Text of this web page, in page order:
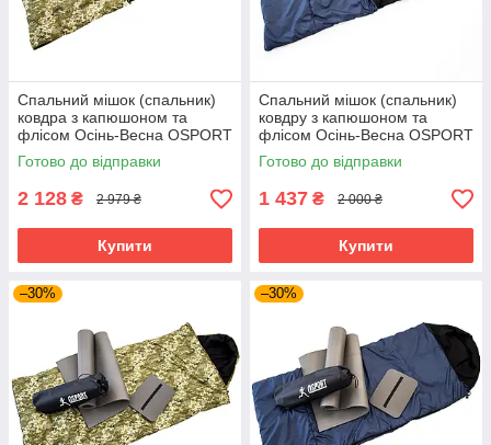
Спальний мішок (спальник)
ковдра з капюшоном та
флісом Осінь-Весна OSPORT
Tourist Medium+ Камуфляж
(ty-0033)
Готово до відправки
2 128 ₴ 2 979 ₴
Купити
Спальний мішок (спальник)
ковдру з капюшоном та
флісом Осінь-Весна OSPORT
Tourist Medium+ (ty-0034)
Синій
Готово до відправки
1 437 ₴ 2 000 ₴
Купити
–30% –30%